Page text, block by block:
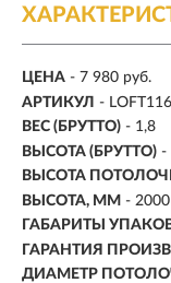
ЦЕНА - 7 980 руб.
АРТИКУЛ -
ВЕС (БРУТТО) - 1,8
ВЫСОТА (БРУТТО) -
ВЫСОТА
ВЫСОТА, ММ - 2000
ГАБАРИТЫ
ГАРАНТИЯ
ДИАМЕТР